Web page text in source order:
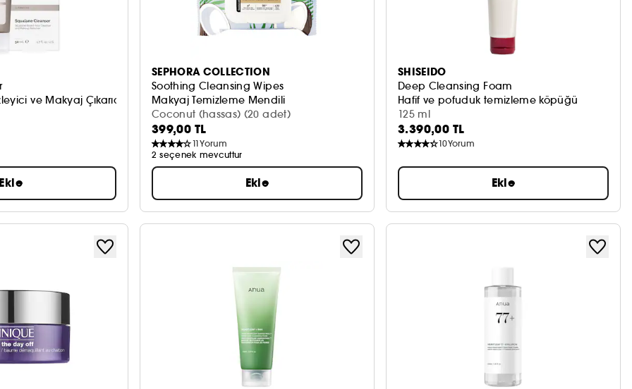
ve Makyaj Çıkarıcı
Ekle
SEPHORA COLLECTION
Soothing Cleansing Wipes
Makyaj Temizleme Mendili
Coconut (hassas) (20 adet)
399,00 TL
11Yorum
2 seçenek mevcuttur
Ekle
SHISEIDO
Deep Cleansing Foam
Hafif ve pofuduk temizleme köpüğü
125 ml
3.390,00 TL
10Yorum
Ekle